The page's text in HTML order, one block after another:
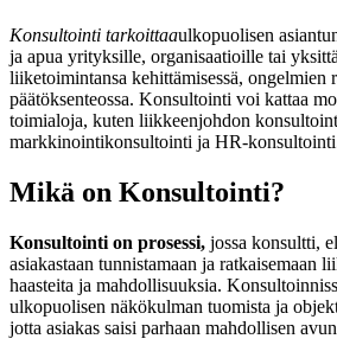
Konsultointi tarkoittaaulkopuolisen
ja apua yrityksille, organisaatioille tai
liiketoimintansa kehittämisessä, ongelmien
päätöksenteossa. Konsultointi voi kattaa
toimialoja, kuten liikkeenjohdon
markkinointikonsultointi ja HR-
Mikä on Konsultointi?
Konsultointi on prosessi, jossa konsultti,
asiakastaan tunnistamaan ja ratkaisemaan
haasteita ja mahdollisuuksia.
ulkopuolisen näkökulman tuomista ja
jotta asiakas saisi parhaan mahdollisen